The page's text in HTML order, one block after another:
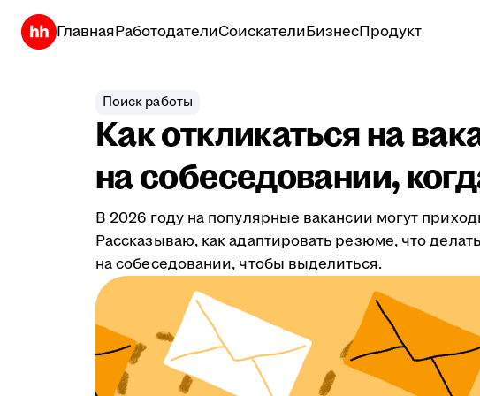
ГлавнаяРаботодателиСоискателиБизнесПродукт
Поиск работы
Как откликаться на
на собеседовании,
В 2026 году на популярные вакансии могут
Рассказываю, как адаптировать резюме, что
на собеседовании, чтобы выделиться.